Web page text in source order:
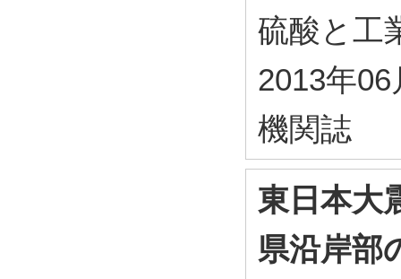
硫酸と工
2013年06
機関誌
東日本大
県沿岸部